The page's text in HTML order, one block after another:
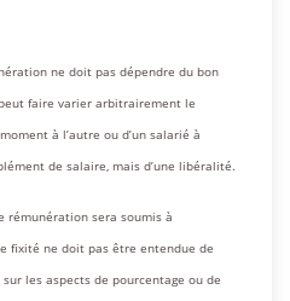
ne doit pas dépendre du bon
faire varier arbitrairement le
à l’autre ou d’un salarié à
de salaire, mais d’une libéralité.
rémunération sera soumis à
fixité ne doit pas être entendue de
les aspects de pourcentage ou de